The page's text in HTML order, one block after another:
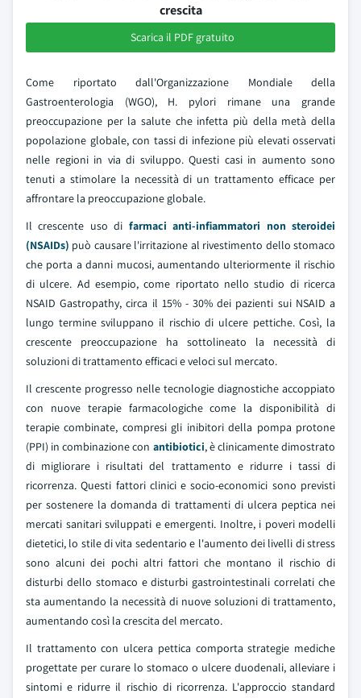
crescita
Scarica il PDF gratuito
Come riportato dall'Organizzazione Mondiale della
Gastroenterologia (WGO), H. pylori rimane una grande
preoccupazione per la salute che infetta più della metà della
popolazione globale, con tassi di infezione più elevati osservati
nelle regioni in via di sviluppo. Questi casi in aumento sono
tenuti a stimolare la necessità di un trattamento efficace per
affrontare la preoccupazione globale.
Il crescente uso di farmaci anti-infiammatori non steroidei
(NSAIDs) può causare l'irritazione al rivestimento dello stomaco
che porta a danni mucosi, aumentando ulteriormente il rischio
di ulcere. Ad esempio, come riportato nello studio di ricerca
NSAID Gastropathy, circa il 15% - 30% dei pazienti sui NSAID a
lungo termine sviluppano il rischio di ulcere pettiche. Così, la
crescente preoccupazione ha sottolineato la necessità di
soluzioni di trattamento efficaci e veloci sul mercato.
Il crescente progresso nelle tecnologie diagnostiche accoppiato
con nuove terapie farmacologiche come la disponibilità di
terapie combinate, compresi gli inibitori della pompa protone
(PPI) in combinazione con antibiotici, è clinicamente dimostrato
di migliorare i risultati del trattamento e ridurre i tassi di
ricorrenza. Questi fattori clinici e socio-economici sono previsti
per sostenere la domanda di trattamenti di ulcera peptica nei
mercati sanitari sviluppati e emergenti. Inoltre, i poveri modelli
dietetici, lo stile di vita sedentario e l'aumento dei livelli di stress
sono alcuni dei pochi altri fattori che montano il rischio di
disturbi dello stomaco e disturbi gastrointestinali correlati che
sta aumentando la necessità di nuove soluzioni di trattamento,
aumentando così la crescita del mercato.
Il trattamento con ulcera pettica comporta strategie mediche
progettate per curare lo stomaco o ulcere duodenali, alleviare i
sintomi e ridurre il rischio di ricorrenza. L'approccio standard